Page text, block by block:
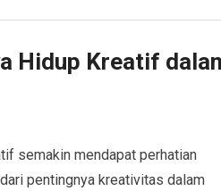
Hidup Kreatif
semakin mendapat perhatian
pentingnya kreativitas dalam